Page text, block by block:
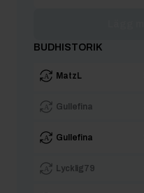
BUDHISTORIK
MatzL
Gullefina
Gullefina
Lycklig79